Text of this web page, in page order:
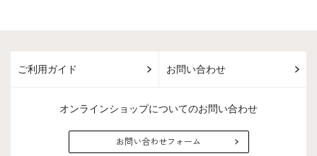
ご利用ガイド お問い合わせ
オンラインショップについてのお問い合わせ
お問い合わせフォーム